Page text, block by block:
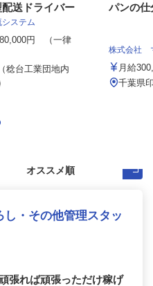
送ドライバー
ステム
円 （一律
稔台工業団地内
パンの仕
株式会社
月給
千葉県
し・その他管理スタッ
張れば頑張っただけ稼げ